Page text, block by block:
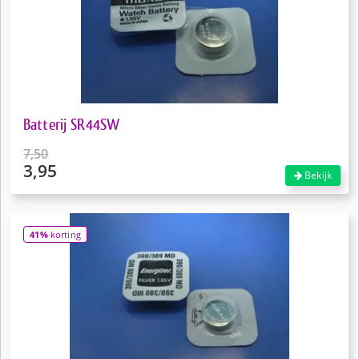
Batterij SR44SW
7,50
Oorspronkelijke
3,95
is:
€3,95.
Bekijk
41%korting